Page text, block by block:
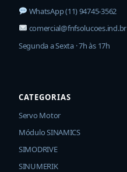
WhatsApp (11) 94745-3562
comercial@fnfsolucoes.ind.br
Segunda a Sexta · 7h às 17h
CATEGORIAS
Servo Motor
Módulo SINAMICS
SIMODRIVE
SINUMERIK